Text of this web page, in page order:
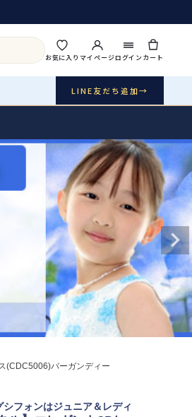
お気に入りマイページログインカート
LINE友だち追加→
インナー・パニエ
音楽雑貨
の晴れの日
ート
(CDC5006)バーガンディー
フォンはジュニア＆レディ